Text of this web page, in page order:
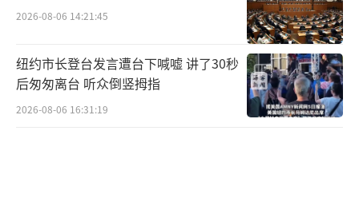
2026-08-06 14:21:45
纽约市长登台发言遭台下喊嘘 讲了30秒
后匆匆离台 听众倒竖拇指
2026-08-06 16:31:19